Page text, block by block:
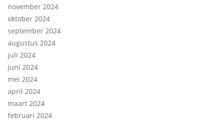
november 2024
oktober 2024
september 2024
augustus 2024
juli 2024
juni 2024
mei 2024
april 2024
maart 2024
februari 2024